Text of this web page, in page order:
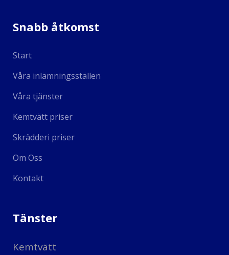
Snabb åtkomst
Start
Våra inlämningsställen
Våra tjänster
Kemtvätt priser
Skrädderi priser
Om Oss
Kontakt
Tänster
Kemtvätt